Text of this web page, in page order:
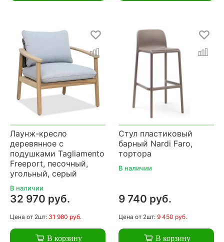
Лаунж-кресло
деревянное с
подушками Tagliamento
Freeport, песочный,
угольный, серый
В наличии
32 970 руб.
Цена от 2шт: 31 980 руб.
В корзину
Стул пластиковый
барный Nardi Faro,
тортора
В наличии
9 740 руб.
Цена от 2шт: 9 450 руб.
В корзину